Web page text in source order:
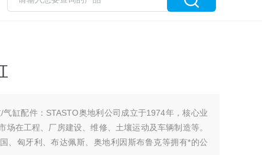
缸配件：STASTO奥地利公司成立于1974年，核心业
在工程、厂房建设、维修、土壤运动及车辆制造等。
、匈牙利、布达佩斯、奥地利因斯布鲁克等拥有*的公